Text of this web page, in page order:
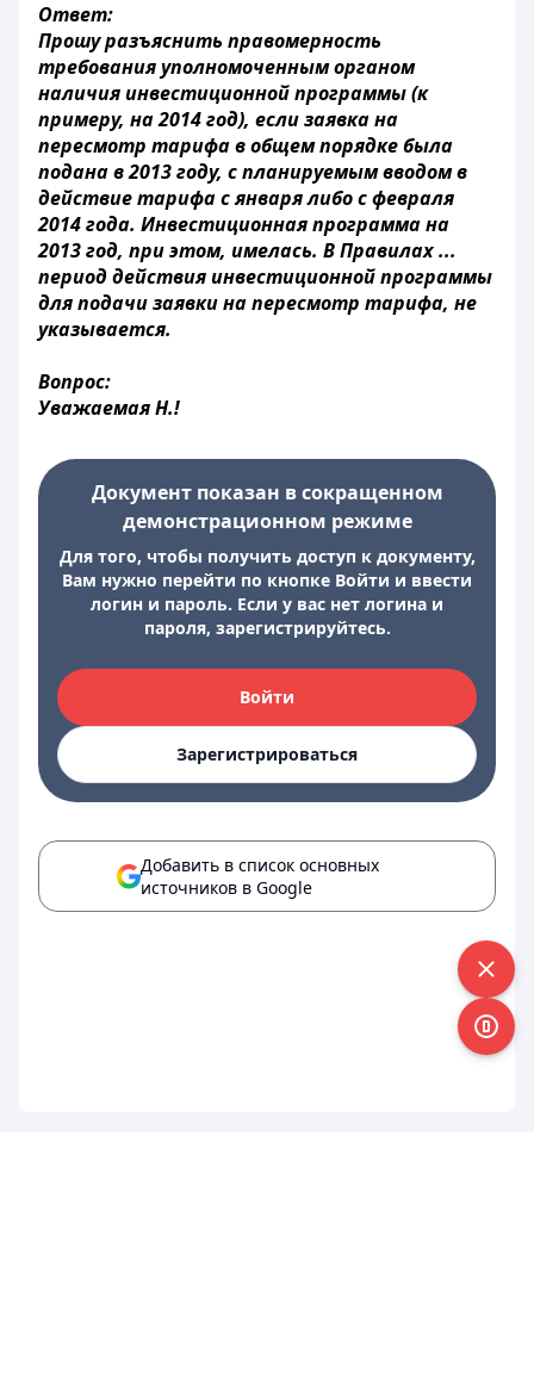
Ответ:
Прошу разъяснить правомерность
требования уполномоченным органом
наличия инвестиционной программы (к
примеру, на 2014 год), если заявка на
пересмотр тарифа в общем порядке была
подана в 2013 году, с планируемым вводом в
действие тарифа с января либо с февраля
2014 года. Инвестиционная программа на
2013 год, при этом, имелась. В Правилах ...
период действия инвестиционной программы
для подачи заявки на пересмотр тарифа, не
указывается.
Вопрос:
Уважаемая Н.!
Документ показан в сокращенном
демонстрационном режиме
Для того, чтобы получить доступ к документу,
Вам нужно перейти по кнопке Войти и ввести
логин и пароль. Если у вас нет логина и
пароля, зарегистрируйтесь.
Войти
Зарегистрироваться
Добавить в список основных
источников в Google